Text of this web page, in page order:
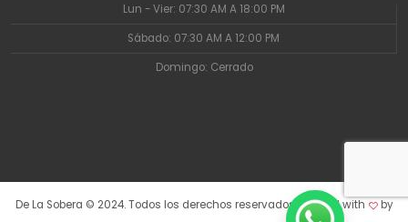
Lun - Vier: 07:30 AM A 18:00 PM
Sábado: 07:30 AM A 12:00 PM
Domingo: Cerrado
De La Sobera © 2024. Todos los derechos reservados. Crafted with
by